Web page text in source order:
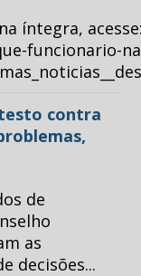
íntegra,
funcionario-
contra
de
as
decisões...